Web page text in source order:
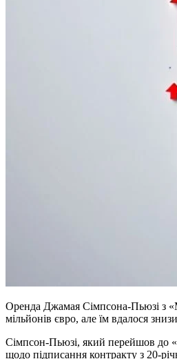
Оренда Джамая Сімпсона-Пьюзі з
мільйонів євро, але їм вдалося
Сімпсон-Пьюзі, який перейшов до
щодо підписання контракту з 20-